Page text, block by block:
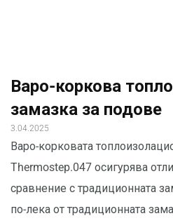
Варо-коркова
замазка за подове
3.04.2025
Варо-корковата
Thermostep.047 осигурява
сравнение с традиционната
по-лека от традиционната